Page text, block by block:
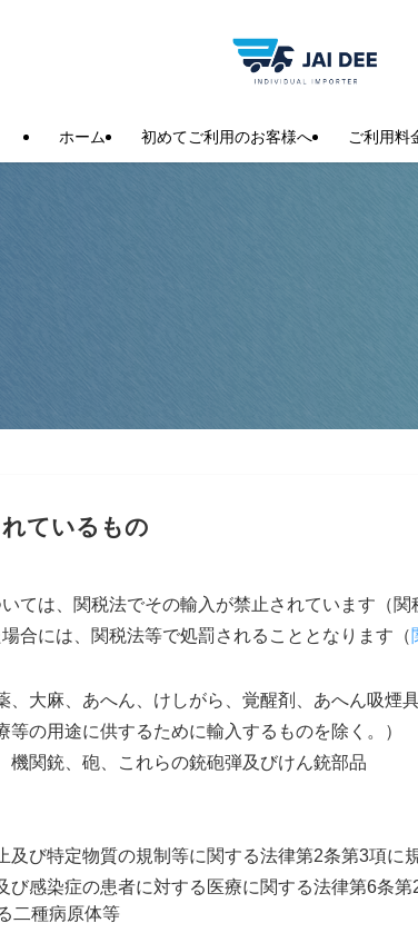
ホーム 初めてご利用のお客様へ ご利用料
ているもの
ては、関税法でその輸入が禁止されています（
合には、関税法等で処罰されることとなります（
、大麻、あへん、けしがら、覚醒剤、あへん吸煙
等の用途に供するために輸入するものを除く。）
機関銃、砲、これらの銃砲弾及びけん銃部品
及び特定物質の規制等に関する法律第2条第3項に
び感染症の患者に対する医療に関する法律第6条
二種病原体等